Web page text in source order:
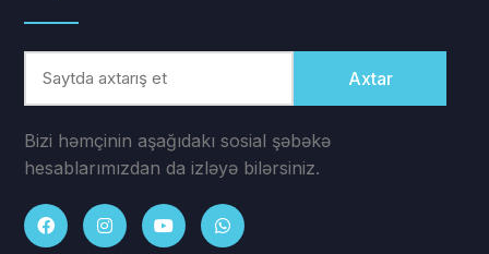
Axtar
Bizi həmçinin aşağıdakı sosial şəbəkə
hesablarımızdan da izləyə bilərsiniz.